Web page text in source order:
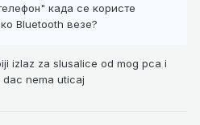
када се користе
Bluetooth везе?
izlaz za slusalice od mog pca i
nema uticaj